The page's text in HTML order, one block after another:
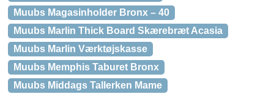
Muubs Magasinholder Bronx – 40
Muubs Marlin Thick Board Skærebræt Acasia
Muubs Marlin Værktøjskasse
Muubs Memphis Taburet Bronx
Muubs Middags Tallerken Mame